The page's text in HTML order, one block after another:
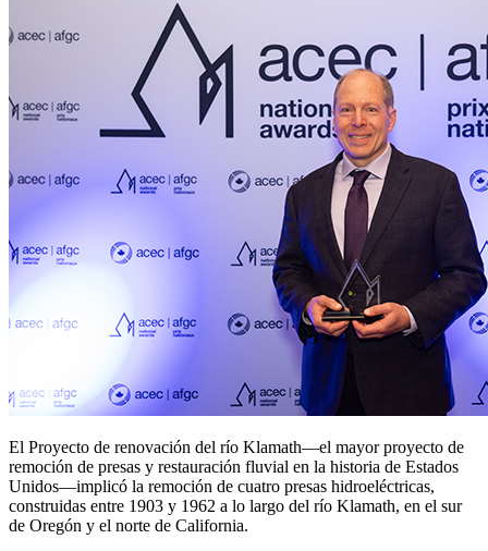
El Proyecto de renovación del río Klamath—el mayor proyecto de
remoción de presas y restauración fluvial en la historia de Estados
Unidos—implicó la remoción de cuatro presas hidroeléctricas,
construidas entre 1903 y 1962 a lo largo del río Klamath, en el sur
de Oregón y el norte de California.